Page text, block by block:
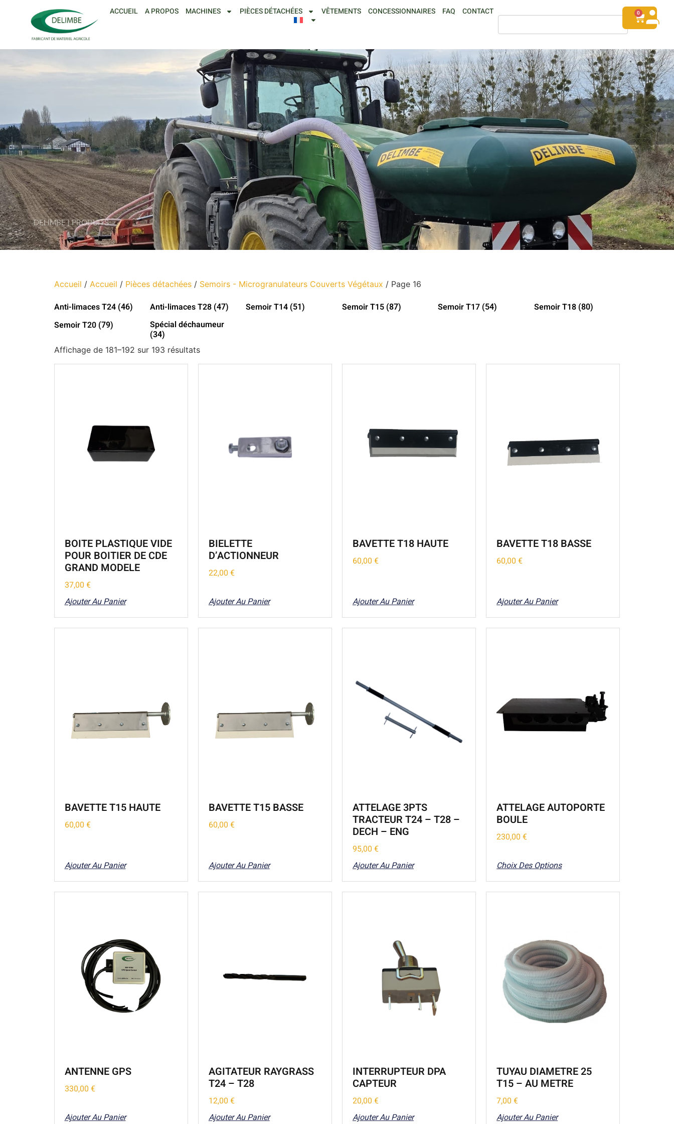
ACCUEIL A PROPOS MACHINES PIÈCES DÉTACHÉES VÊTEMENTS CONCESSIONNAIRES FAQ CONTACT 0
DELIMBE | PRODUITS
Accueil / Accueil / Pièces détachées/ Semoirs - Microgranulateurs Couverts Végétaux / Page 16
Anti-limaces T24 (46) Anti-limaces T28 (47) Semoir T14 (51) Semoir T15 (87) Semoir T17 (54) Semoir T18 (80)
Semoir T20 (79) Spécial déchaumeur
(34)
Affichage de 181–192 sur 193 résultats
BOITE PLASTIQUE VIDE
POUR BOITIER DE CDE
GRAND MODELE
37,00 €
Ajouter Au Panier
BIELETTE
D’ACTIONNEUR
22,00 €
Ajouter Au Panier
BAVETTE T18 HAUTE
60,00 €
Ajouter Au Panier
BAVETTE T18 BASSE
60,00€
Ajouter Au Panier
BAVETTE T15 HAUTE
60,00 €
Ajouter Au Panier
BAVETTE T15 BASSE
60,00 €
Ajouter Au Panier
ATTELAGE 3PTS
TRACTEUR T24 – T28 –
DECH – ENG
95,00 €
Ajouter Au Panier
ATTELAGE AUTOPORTE
BOULE
230,00€
Choix Des Options
ANTENNE GPS
330,00 €
Ajouter Au Panier
AGITATEUR RAYGRASS
T24 – T28
12,00 €
Ajouter Au Panier
INTERRUPTEUR DPA
CAPTEUR
20,00 €
Ajouter Au Panier
TUYAU DIAMETRE 25
T15 – AU METRE
7,00€
Ajouter Au Panier